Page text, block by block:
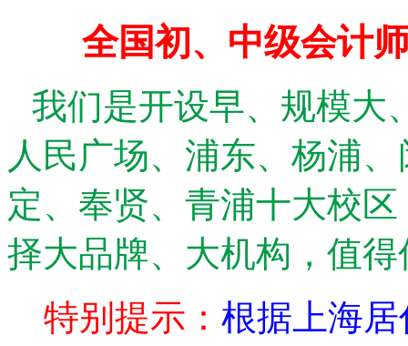
全国初、中级会计
我们是开设早、规模大
人民广场、浦东、杨浦
定、奉贤、青浦十大校
择大品牌、大机构，值得
特别提示： 根据上海